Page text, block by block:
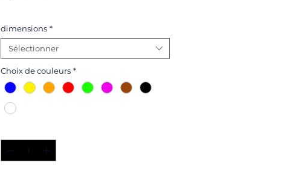
dimensions *
Sélectionner
Choix de couleurs *